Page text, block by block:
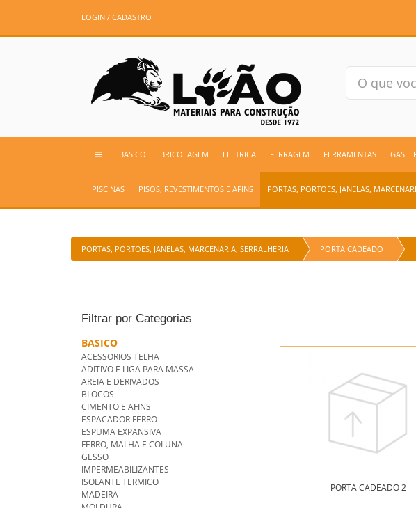
LOGIN / CADASTRO
BASICO BRICOLAGEM ELETRICA FERRAGEM FERRAMENTAS GAS E
PISCINAS PISOS, REVESTIMENTOS E AFINS PORTAS, PORTOES, JANELAS,
PORTAS, PORTOES, JANELAS, MARCENARIA, SERRALHERIA PORTA CADEADO
Filtrar por Categorias
BASICO
ACESSORIOS TELHA
ADITIVO E LIGA PARA MASSA
AREIA E DERIVADOS
BLOCOS
CIMENTO E AFINS
ESPACADOR FERRO
ESPUMA EXPANSIVA
FERRO, MALHA E COLUNA
GESSO
IMPERMEABILIZANTES
ISOLANTE TERMICO
MADEIRA
PORTA CADEADO 2